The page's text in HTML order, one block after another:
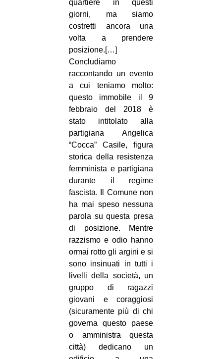
quartiere in questi
giorni, ma siamo
costretti ancora una
volta a prendere
posizione.[…]
Concludiamo
raccontando un evento
a cui teniamo molto:
questo immobile il 9
febbraio del 2018 è
stato intitolato alla
partigiana Angelica
“Cocca” Casile, figura
storica della resistenza
femminista e partigiana
durante il regime
fascista. Il Comune non
ha mai speso nessuna
parola su questa presa
di posizione. Mentre
razzismo e odio hanno
ormai rotto gli argini e si
sono insinuati in tutti i
livelli della società, un
gruppo di ragazzi
giovani e coraggiosi
(sicuramente più di chi
governa questo paese
o amministra questa
città) dedicano un